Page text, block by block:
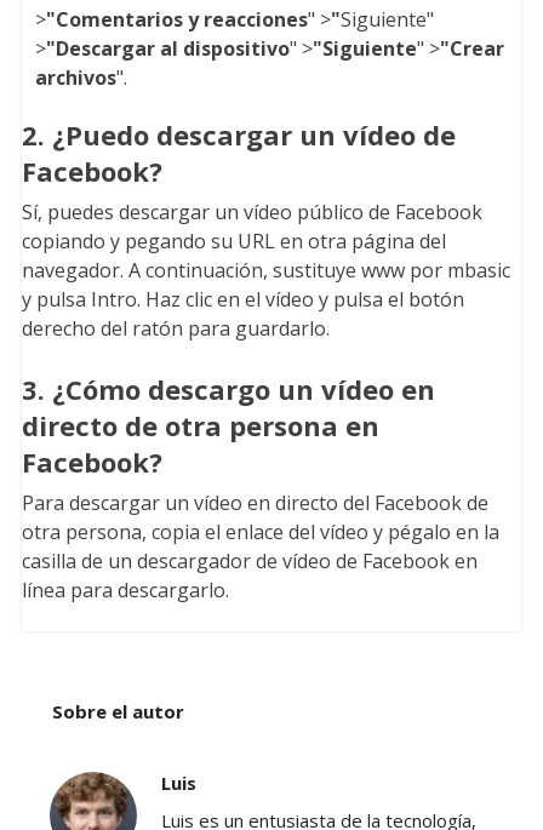
>"Comentarios y reacciones" >"Siguiente"
>"Descargar al dispositivo" >"Siguiente" >"Crear
archivos".
2. ¿Puedo descargar un vídeo de
Facebook?
Sí, puedes descargar un vídeo público de Facebook
copiando y pegando su URL en otra página del
navegador. A continuación, sustituye www por mbasic
y pulsa Intro. Haz clic en el vídeo y pulsa el botón
derecho del ratón para guardarlo.
3. ¿Cómo descargo un vídeo en
directo de otra persona en
Facebook?
Para descargar un vídeo en directo del Facebook de
otra persona, copia el enlace del vídeo y pégalo en la
casilla de un descargador de vídeo de Facebook en
línea para descargarlo.
Sobre el autor
Luis
Luis es un entusiasta de la tecnología,